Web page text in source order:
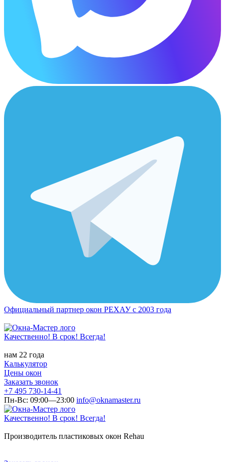
Официальный партнер окон РЕХАУ с 2003 года
Качественно! В срок! Всегда!
нам 22 года
Калькулятор
Цены окон
Заказать звонок
+7 495 730-14-41
Пн-Вс: 09:00—23:00 info@oknamaster.ru
Качественно! В срок! Всегда!
Производитель пластиковых окон Rehau